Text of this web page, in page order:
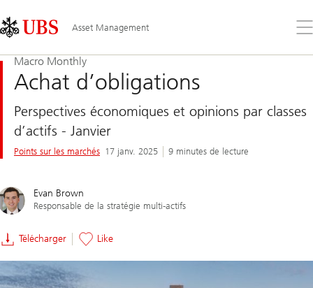
Links
Area
Asset Management
le
Macro Monthly
Achat d’obligations
Perspectives économiques et opinions par classes
d’actifs - Janvier
Points sur les marchés 17 janv. 2025 9 minutes de lecture
Evan Brown
Responsable de la stratégie multi-actifs
Télécharger Like